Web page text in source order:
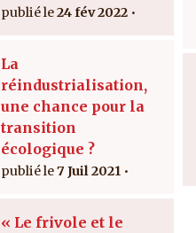
24 fév 2022
La
réindustrialisation,
une chance pour la
transition
écologique ?
7 Juil 2021
« Le frivole et le